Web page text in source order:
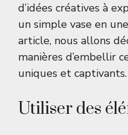
d’idées créatives à
un simple vase en
article, nous allons
manières d’embellir
uniques et captivants.
Utiliser des